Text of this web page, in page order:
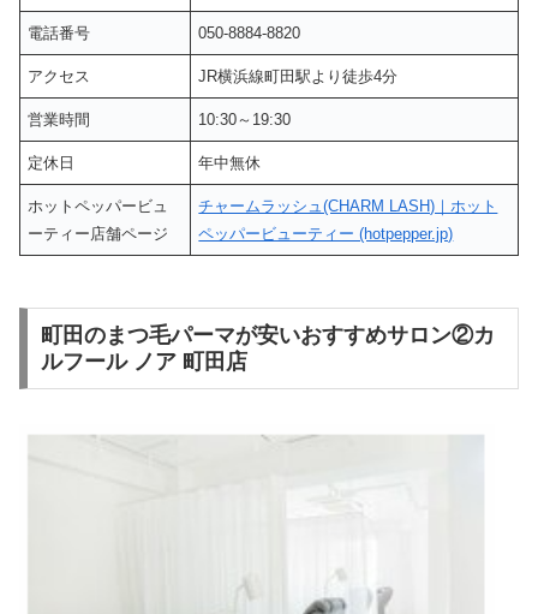
電話番号 050-8884-8820
アクセス JR横浜線町田駅より徒歩4分
営業時間 10:30～19:30
定休日 年中無休
ホットペッパービュ
ーティー店舗ページ
チャームラッシュ(CHARM LASH)｜ホット
ペッパービューティー (hotpepper.jp)
町田のまつ毛パーマが安いおすすめサロン②カ
ルフール ノア 町田店